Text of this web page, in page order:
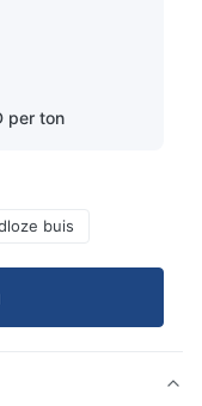
per ton
buis